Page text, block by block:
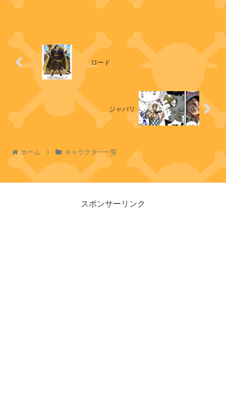
ロード
ジャバリ
ホーム キャラクター一覧
スポンサーリンク